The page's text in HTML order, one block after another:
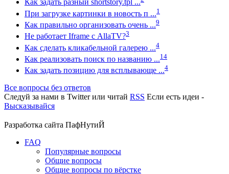
Как задать разный shortstory.tpl ...
При загрузке картинки в новость п ...1
Как правильно организовать очень ...9
Не работает Iframe с AllaTV?3
Как сделать кликабельной галерею ...4
Как реализовать поиск по названию ...14
Как задать позицию для всплывающе ...4
Все вопросы без ответов
Следуй за нами в Twitterили читай RSS Если есть идеи -
Высказывайся
Разработка сайта ПафНутиЙ
FAQ
Популярные вопросы
Общие вопросы
Общие вопросы по вёрстке